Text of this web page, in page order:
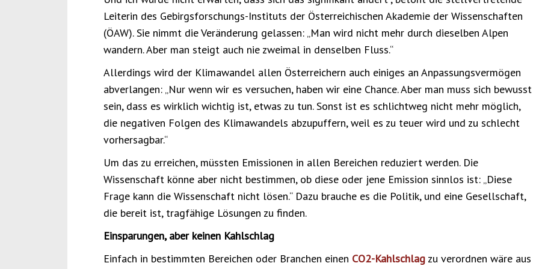
Leiterin des Gebirgsforschungs-Instituts der Österreichischen Akademie der Wissenschaften
(ÖAW). Sie nimmt die Veränderung gelassen: „Man wird nicht mehr durch dieselben Alpen
wandern. Aber man steigt auch nie zweimal in denselben Fluss.“
Allerdings wird der Klimawandel allen Österreichern auch einiges an Anpassungsvermögen
abverlangen: „Nur wenn wir es versuchen, haben wir eine Chance. Aber man muss sich bewusst
sein, dass es wirklich wichtig ist, etwas zu tun. Sonst ist es schlichtweg nicht mehr möglich,
die negativen Folgen des Klimawandels abzupuffern, weil es zu teuer wird und zu schlecht
vorhersagbar.“
Um das zu erreichen, müssten Emissionen in allen Bereichen reduziert werden. Die
Wissenschaft könne aber nicht bestimmen, ob diese oder jene Emission sinnlos ist: „Diese
Frage kann die Wissenschaft nicht lösen.“ Dazu brauche es die Politik, und eine Gesellschaft,
die bereit ist, tragfähige Lösungen zu finden.
Einsparungen, aber keinen Kahlschlag
Einfach in bestimmten Bereichen oder Branchen einen CO2-Kahlschlag zu verordnen wäre aus